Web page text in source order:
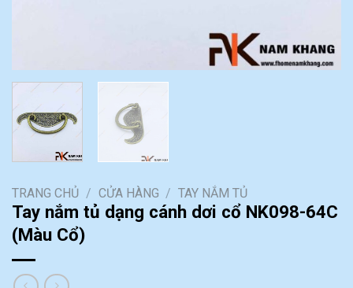
TRANG CHỦ / CỬA HÀNG / TAY NẮM TỦ
Tay nắm tủ dạng cánh dơi cổ NK098-64C
(Màu Cổ)